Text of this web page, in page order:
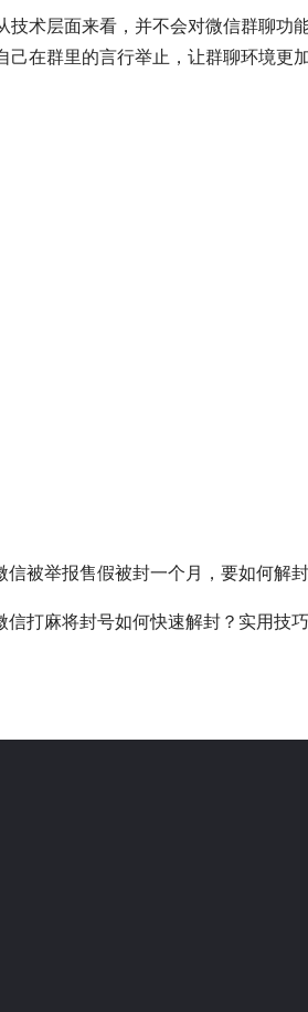
术层面来看，并不会对微信群聊功
在群里的言行举止，让群聊环境更
信被举报售假被封一个月，要如何解
信打麻将封号如何快速解封？实用技